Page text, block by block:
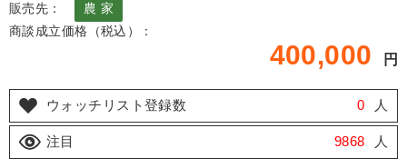
販売先：
農 家
商談成立価格（税込）：
400,000 円
ウォッチリスト登録数 0 人
注目 9868 人